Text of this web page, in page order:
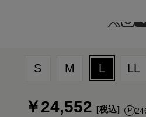
S M L LL
￥24,552